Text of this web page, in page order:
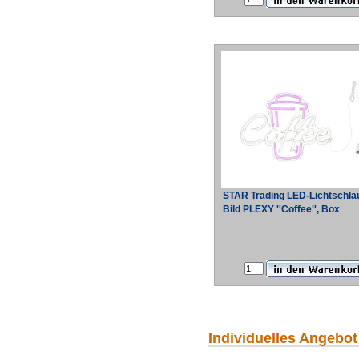
STAR Trading LED-
Bild PLEXY ''Coffee'', Box
Individuelles